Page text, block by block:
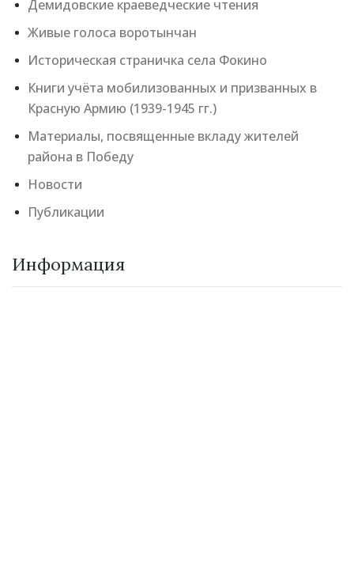
Демидовские краеведческие чтения
Живые голоса воротынчан
Историческая страничка села Фокино
Книги учёта мобилизованных и призванных в
Красную Армию (1939-1945 гг.)
Материалы, посвященные вкладу жителей
района в Победу
Новости
Публикации
Информация